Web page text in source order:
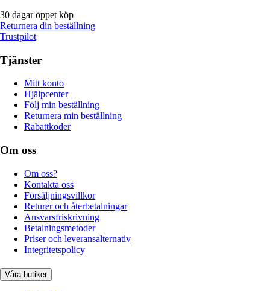
30 dagar öppet köp
Returnera din beställning
Trustpilot
Tjänster
Mitt konto
Hjälpcenter
Följ min beställning
Returnera min beställning
Rabattkoder
Om oss
Om oss?
Kontakta oss
Försäljningsvillkor
Returer och återbetalningar
Ansvarsfriskrivning
Betalningsmetoder
Priser och leveransalternativ
Integritetspolicy
Våra butiker